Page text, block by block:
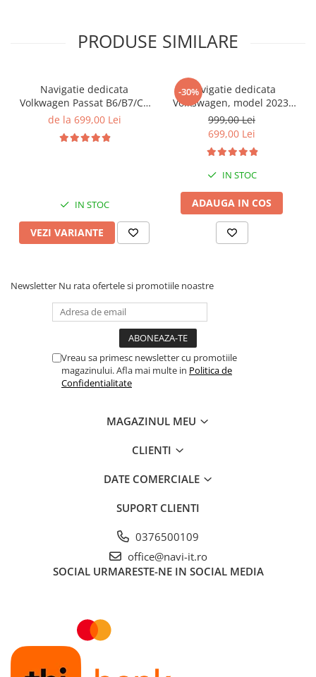
PRODUSE SIMILARE
Navigatie dedicata
Volkwagen Passat B6/B7/CC
Gri, 4GB RAM 64GB ROM,
Display QLED 10", DSP,
de la 699,00 Lei
IN STOC
VEZI VARIANTE
-30%Navigatie dedicata
Volkswagen, model 2023,
4GB RAM 64GB ROM,
Quadcore, Android 14,
Display QLED 7", DSP,
Carplay&Android Auto,
Suport camere AHD
999,00 Lei
699,00 Lei
IN STOC
ADAUGA IN COS
Newsletter Nu rata ofertele si promotiile noastre
Vreau sa primesc newsletter cu promotiile
magazinului. Afla mai multe in Politica de
Confidentialitate
MAGAZINUL MEU
CLIENTI
DATE COMERCIALE
SUPORT CLIENTI
0376500109
office@navi-it.ro
SOCIAL URMARESTE-NE IN SOCIAL MEDIA